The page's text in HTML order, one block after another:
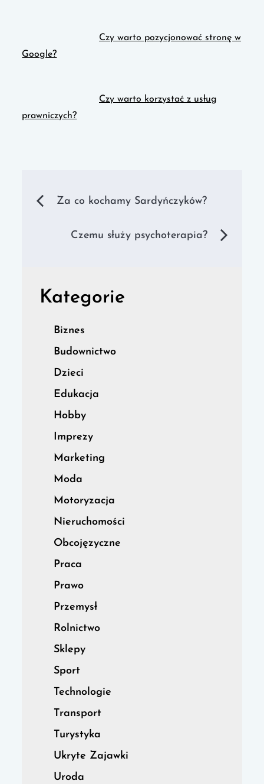
Czy warto pozycjonować stronę w
Google?
Czy warto korzystać z usług
prawniczych?
Nawigacja
wpisu
Za co kochamy Sardyńczyków?
Czemu służy psychoterapia?
Kategorie
Biznes
Budownictwo
Dzieci
Edukacja
Hobby
Imprezy
Marketing
Moda
Motoryzacja
Nieruchomości
Obcojęzyczne
Praca
Prawo
Przemysł
Rolnictwo
Sklepy
Sport
Technologie
Transport
Turystyka
Ukryte Zajawki
Uroda